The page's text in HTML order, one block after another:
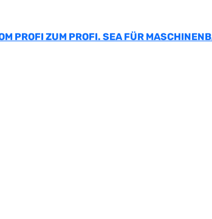
PROFI ZUM PROFI. SEA FÜR